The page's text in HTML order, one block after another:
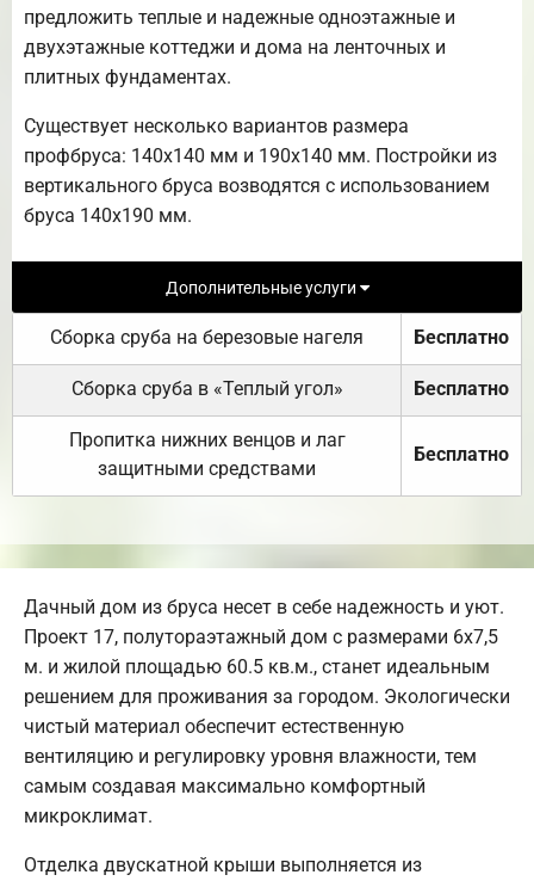
предложить теплые и надежные одноэтажные и
двухэтажные коттеджи и дома на ленточных и
плитных фундаментах.
Существует несколько вариантов размера
профбруса: 140х140 мм и 190х140 мм. Постройки из
вертикального бруса возводятся с использованием
бруса 140х190 мм.
Дополнительные услуги
Сборка сруба на березовые нагеля Бесплатно
Сборка сруба в «Теплый угол» Бесплатно
Пропитка нижних венцов и лаг
защитными средствами
Бесплатно
Дачный дом из бруса несет в себе надежность и уют.
Проект 17, полутораэтажный дом с размерами 6х7,5
м. и жилой площадью 60.5 кв.м., станет идеальным
решением для проживания за городом. Экологически
чистый материал обеспечит естественную
вентиляцию и регулировку уровня влажности, тем
самым создавая максимально комфортный
микроклимат.
Отделка двускатной крыши выполняется из